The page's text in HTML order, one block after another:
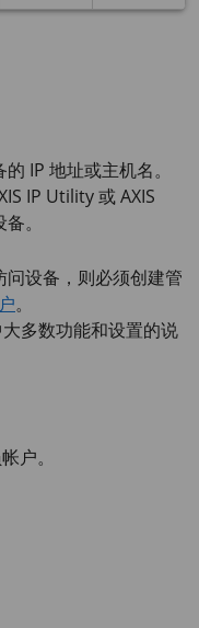
IP 地址或主机名。
IP Utility 或AXIS
。
设备，则必须创建管
。
多数功能和设置的说
户。